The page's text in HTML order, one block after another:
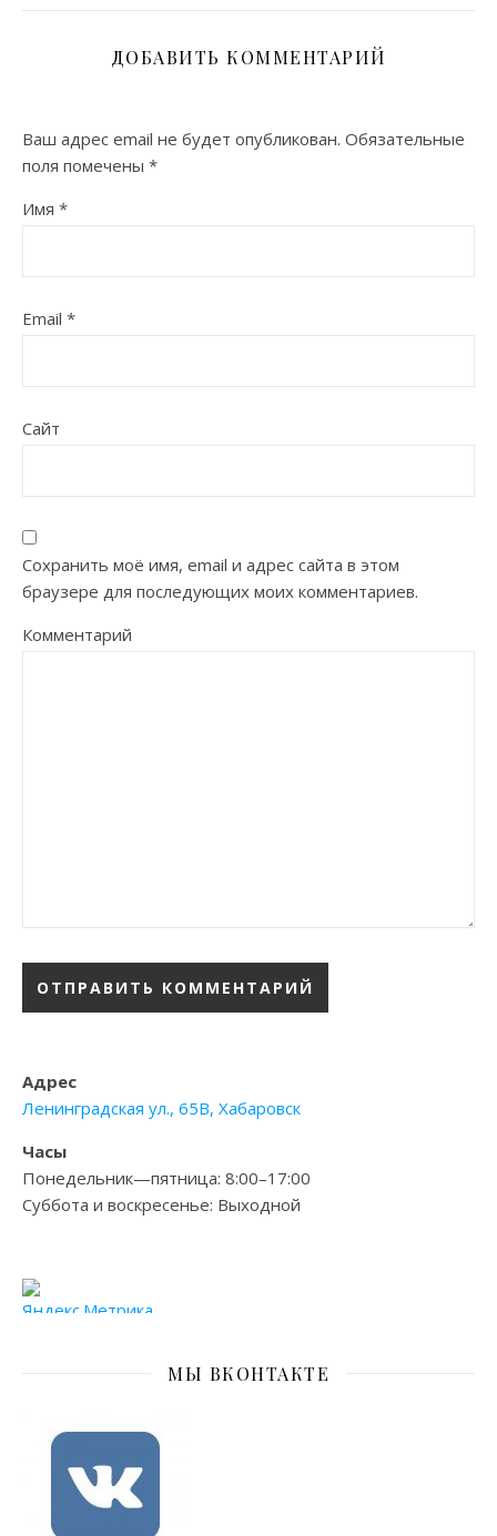
ДОБАВИТЬ КОММЕНТАРИЙ
Ваш адрес email не будет опубликован. Обязательные
поля помечены *
Имя *
Email *
Сайт
Сохранить моё имя, email и адрес сайта в этом
браузере для последующих моих комментариев.
Комментарий
Адрес
Ленинградская ул., 65В, Хабаровск
Часы
Понедельник—пятница: 8:00–17:00
Суббота и воскресенье: Выходной
МЫ ВКОНТАКТЕ